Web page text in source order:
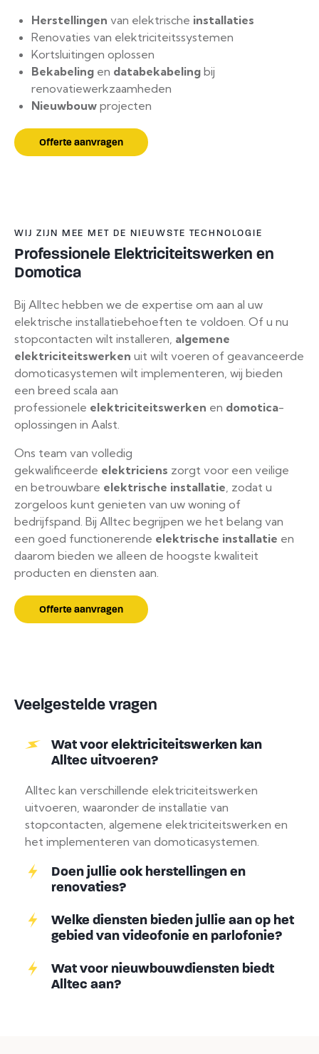
Herstellingen van elektrische installaties
Renovaties van elektriciteitssystemen
Kortsluitingen oplossen
Bekabeling en databekabeling bij
renovatiewerkzaamheden
Nieuwbouw projecten
Offerte aanvragen
WIJ ZIJN MEE MET DE NIEUWSTE TECHNOLOGIE
Professionele Elektriciteitswerken en
Domotica
Bij Alltec hebben we de expertise om aan al uw
elektrische installatiebehoeften te voldoen. Of u nu
stopcontacten wilt installeren, algemene
elektriciteitswerken uit wilt voeren of geavanceerde
domoticasystemen wilt implementeren, wij bieden
een breed scala aan
professionele elektriciteitswerken en domotica-
oplossingen in Aalst.
Ons team van volledig
gekwalificeerde elektriciens zorgt voor een veilige
en betrouwbare elektrische installatie, zodat u
zorgeloos kunt genieten van uw woning of
bedrijfspand. Bij Alltec begrijpen we het belang van
een goed functionerende elektrische installatie en
daarom bieden we alleen de hoogste kwaliteit
producten en diensten aan.
Offerte aanvragen
Veelgestelde vragen
Wat voor elektriciteitswerken kan
Alltec uitvoeren?
Alltec kan verschillende elektriciteitswerken
uitvoeren, waaronder de installatie van
stopcontacten, algemene elektriciteitswerken en
het implementeren van domoticasystemen.
Doen jullie ook herstellingen en
renovaties?
Welke diensten bieden jullie aan op het
gebied van videofonie en parlofonie?
Wat voor nieuwbouwdiensten biedt
Alltec aan?